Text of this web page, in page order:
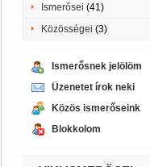
Ismerősei (41)
Közösségei (3)
Ismerősnek jelölöm
Üzenetet írok neki
Közös ismerőseink
Blokkolom